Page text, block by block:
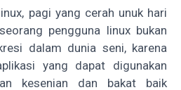
pagi yang cerah unuk hari
pengguna linux bukan
dalam dunia seni, karena
yang dapat digunakan
kesenian dan bakat baik